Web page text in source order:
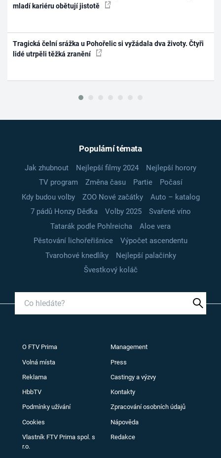
mladí kariéru obětují jistotě
Tragická čelní srážka u Pohořelic si vyžádala dva životy. Čtyři
lidé utrpěli těžká zranění
Populární témata
Jak zhubnout Nejlepší filmy 2024
Nejlepší horory
TV program
Změna času Partie
Počasí
Kdy budou volby
ZOO Nové začátky
Auto – katalog
7 pádů Honzy Dědka
Volby 2025
Svařené víno
Tatarák podle Pohlreicha
Aloe vera
Pěstování lichořeřišnice
Výpočet ascendentu
Tvarohové knedlíky
Nejlepší palačinky
Švestkový koláč
O FTV Prima Management
Volná místa Press
Reklama Castingy a výzvy
HbbTV Kontakty
Podmínky užívání Zpracování osobních údajů
Cookies Nápověda
Vlastník FTV Prima spol. s
r.o.
Redakce